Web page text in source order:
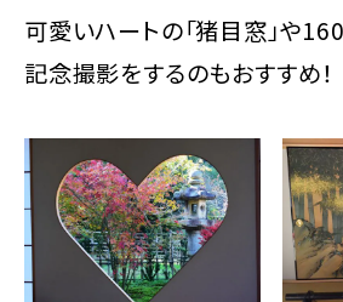
可愛いハートの「猪目窓」や
記念撮影をするのもおすすめ！